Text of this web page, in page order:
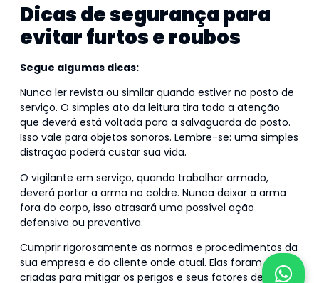
Dicas de segurança para
evitar furtos e roubos
Segue algumas dicas:
Nunca ler revista ou similar quando estiver no posto de
serviço. O simples ato da leitura tira toda a atenção
que deverá está voltada para a salvaguarda do posto.
Isso vale para objetos sonoros. Lembre-se: uma simples
distração poderá custar sua vida.
O vigilante em serviço, quando trabalhar armado,
deverá portar a arma no coldre. Nunca deixar a arma
fora do corpo, isso atrasará uma possível ação
defensiva ou preventiva.
Cumprir rigorosamente as normas e procedimentos da
sua empresa e do cliente onde atual. Elas foram
criadas para mitigar os perigos e seus fatores de risco.